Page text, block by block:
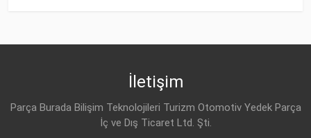
VW
İletişim
Parça Burada Bilişim Teknolojileri Turizm Otomotiv Yedek Parça
İç ve Dış Ticaret Ltd. Şti.